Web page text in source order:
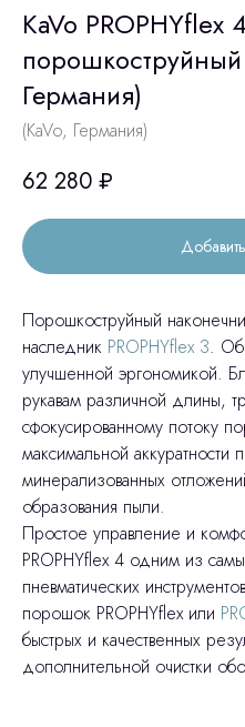
KaVo PROPHYflex
Германия)
(KaVo, Германия)
62 280 ₽
Порошкоструйный
наследник PROPHYflex 3.
улучшенной эргономикой.
рукавам различной длины,
сфокусированному потоку
максимальной аккуратности
минерализованных
образования пыли.
Простое управление и
PROPHYflex 4 одним из
пневматических
порошок PROPHYflex или
быстрых и качественных
дополнительной очистки